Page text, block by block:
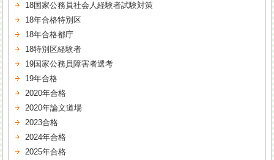
18国家公務員社会人経験者試験対策
18年合格特別区
18年合格都庁
18特別区経験者
19国家公務員障害者選考
19年合格
2020年合格
2020年論文道場
2023合格
2024年合格
2025年合格